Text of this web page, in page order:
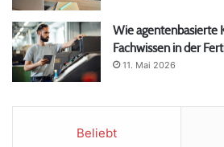
Wie agentenbasierte
Fachwissen in der
11. Mai 2026
Beliebt